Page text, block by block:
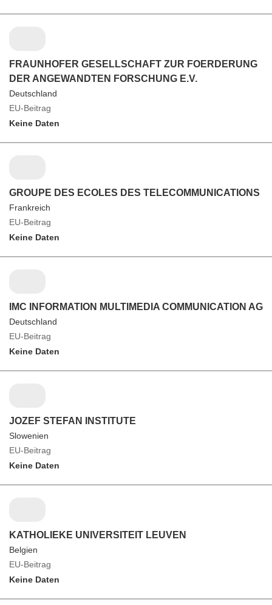
FRAUNHOFER GESELLSCHAFT ZUR FOERDERUNG
DER ANGEWANDTEN FORSCHUNG E.V.
Deutschland
EU-Beitrag
Keine Daten
GROUPE DES ECOLES DES TELECOMMUNICATIONS
Frankreich
EU-Beitrag
Keine Daten
IMC INFORMATION MULTIMEDIA COMMUNICATION AG
Deutschland
EU-Beitrag
Keine Daten
JOZEF STEFAN INSTITUTE
Slowenien
EU-Beitrag
Keine Daten
KATHOLIEKE UNIVERSITEIT LEUVEN
Belgien
EU-Beitrag
Keine Daten